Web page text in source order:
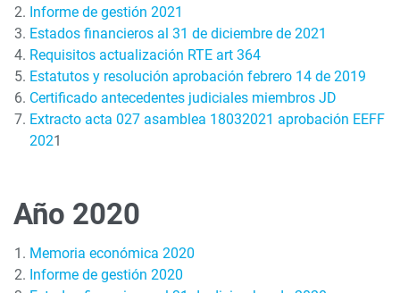
Informe de gestión 2021
Estados financieros al 31 de diciembre de 2021
Requisitos actualización RTE art 364
Estatutos y resolución aprobación febrero 14 de 2019
Certificado antecedentes judiciales miembros JD
Extracto acta 027 asamblea 18032021 aprobación EEFF
2021
Año 2020
Memoria económica 2020
Informe de gestión 2020